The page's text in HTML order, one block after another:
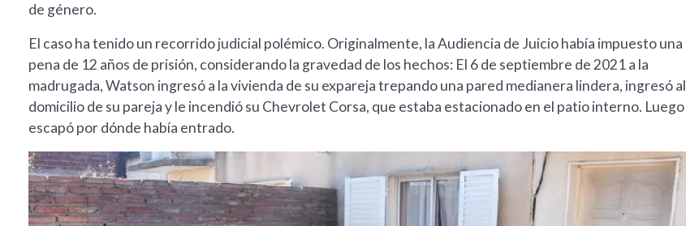
de género.
El caso ha tenido un recorrido judicial polémico. Originalmente, la Audiencia de Juicio había impuesto una
pena de 12 años de prisión, considerando la gravedad de los hechos: El 6 de septiembre de 2021 a la
madrugada, Watson ingresó a la vivienda de su expareja trepando una pared medianera lindera, ingresó al
domicilio de su pareja y le incendió su Chevrolet Corsa, que estaba estacionado en el patio interno. Luego
escapó por dónde había entrado.